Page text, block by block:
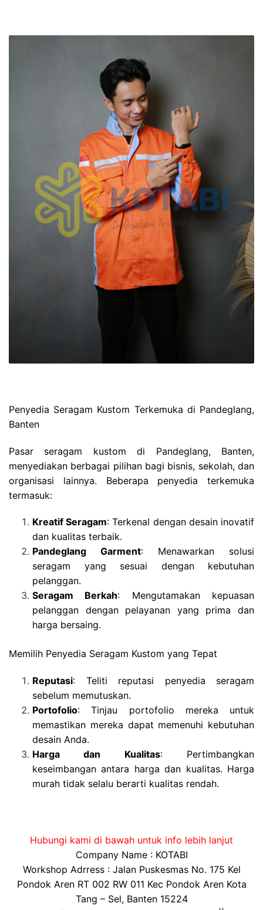
Penyedia Seragam Kustom Terkemuka di Pandeglang,
Banten
Pasar seragam kustom di Pandeglang, Banten,
menyediakan berbagai pilihan bagi bisnis, sekolah, dan
organisasi lainnya. Beberapa penyedia terkemuka
termasuk:
Kreatif Seragam: Terkenal dengan desain inovatif
dan kualitas terbaik.
Pandeglang Garment: Menawarkan solusi
seragam yang sesuai dengan kebutuhan
pelanggan.
Seragam Berkah: Mengutamakan kepuasan
pelanggan dengan pelayanan yang prima dan
harga bersaing.
Memilih Penyedia Seragam Kustom yang Tepat
Reputasi: Teliti reputasi penyedia seragam
sebelum memutuskan.
Portofolio: Tinjau portofolio mereka untuk
memastikan mereka dapat memenuhi kebutuhan
desain Anda.
Harga dan Kualitas: Pertimbangkan
keseimbangan antara harga dan kualitas. Harga
murah tidak selalu berarti kualitas rendah.
Hubungi kami di bawah untuk info lebih lanjut
Company Name : KOTABI
Workshop Adrress : Jalan Puskesmas No. 175 Kel
Pondok Aren RT 002 RW 011 Kec Pondok Aren Kota
Tang – Sel, Banten 15224